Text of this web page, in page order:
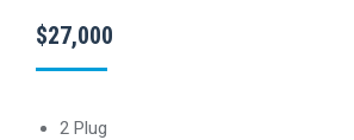
$27,000
2 Plug